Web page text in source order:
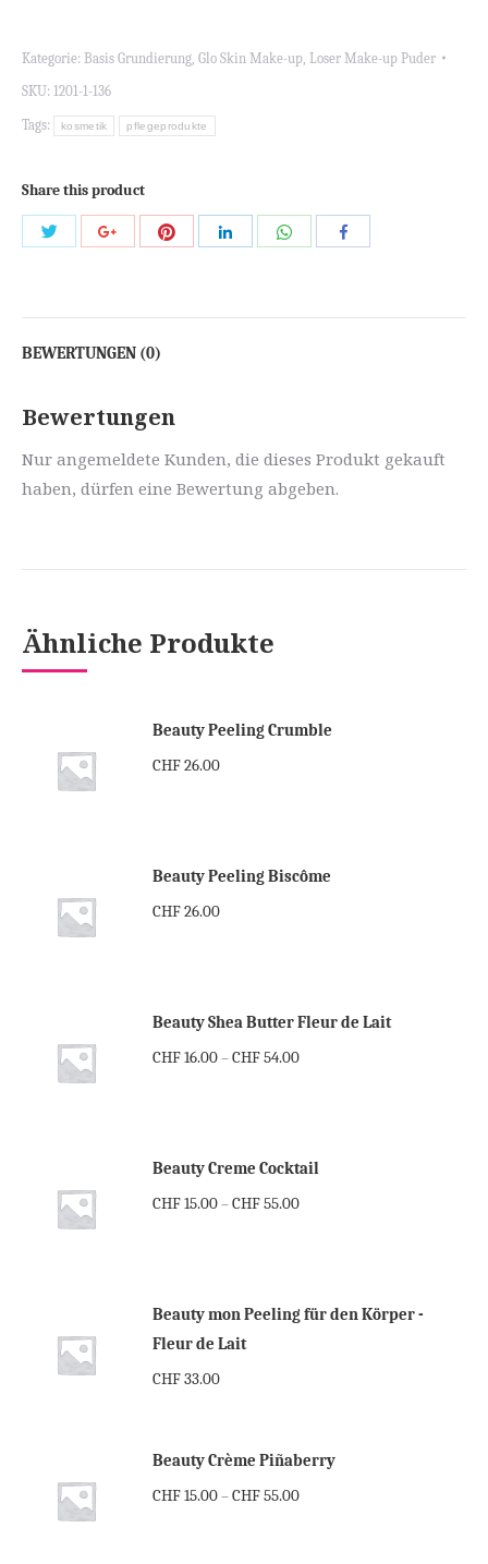
Kategorie: Basis Grundierung Glo Skin Make-up Loser Make-up Puder
SKU: 1201-1-136
Tags: kosmetik pflegeprodukte
Share this product
Share
Share
Share
Share
Share
BEWERTUNGEN (0)
Bewertungen
Nur angemeldete Kunden, die dieses Produkt gekauft
haben, dürfen eine Bewertung abgeben.
Ähnliche Produkte
Beauty Peeling Crumble
CHF26.00
Beauty Peeling Biscôme
CHF26.00
Beauty Shea Butter Fleur de Lait
CHF16.00–CHF54.00
Beauty Creme Cocktail
CHF15.00–CHF55.00
Beauty mon Peeling für den Körper -
Fleur de Lait
CHF33.00
Beauty Crème Piñaberry
CHF15.00–CHF55.00